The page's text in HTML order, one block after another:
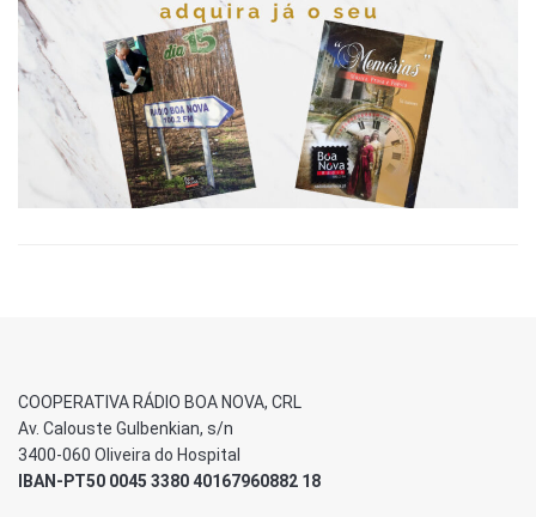
COOPERATIVA RÁDIO BOA NOVA, CRL
Av. Calouste Gulbenkian, s/n
3400-060 Oliveira do Hospital
IBAN-PT50 0045 3380 40167960882 18